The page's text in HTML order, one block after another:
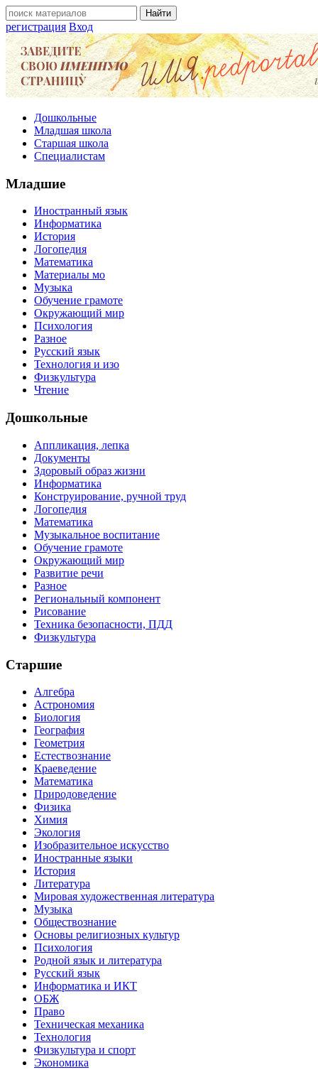
регистрация Вход
Дошкольные
Младшая школа
Старшая школа
Специалистам
Младшие
Иностранный язык
Информатика
История
Логопедия
Математика
Материалы мо
Музыка
Обучение грамоте
Окружающий мир
Психология
Разное
Русский язык
Технология и изо
Физкультура
Чтение
Дошкольные
Аппликация, лепка
Документы
Здоровый образ жизни
Информатика
Конструирование, ручной труд
Логопедия
Математика
Музыкальное воспитание
Обучение грамоте
Окружающий мир
Развитие речи
Разное
Региональный компонент
Рисование
Техника безопасности, ПДД
Физкультура
Старшие
Алгебра
Астрономия
Биология
География
Геометрия
Естествознание
Краеведение
Математика
Природоведение
Физика
Химия
Экология
Изобразительное искусство
Иностранные языки
История
Литература
Мировая художественная литература
Музыка
Обществознание
Основы религиозных культур
Психология
Родной язык и литература
Русский язык
Информатика и ИКТ
ОБЖ
Право
Техническая механика
Технология
Физкультура и спорт
Экономика